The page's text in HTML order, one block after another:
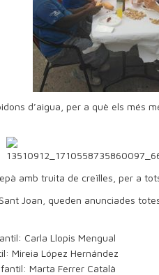
d’aigua, per a què els més
amb truita de creïlles, per a
Joan, queden anunciades
Carla Llopis Mengual
Mireia López Hernández
Marta Ferrer Català